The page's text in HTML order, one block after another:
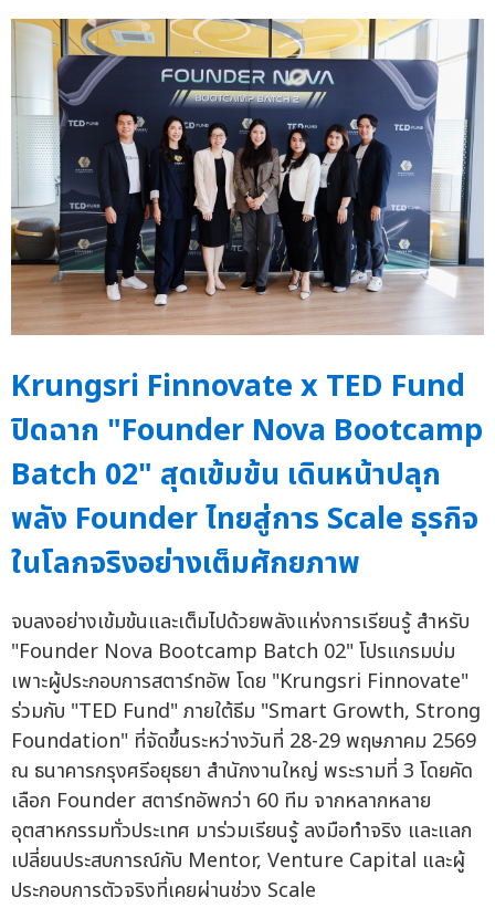
Krungsri Finnovate x TED Fund
ปิดฉาก "Founder Nova Bootcamp
Batch 02" สุดเข้มข้น เดินหน้าปลุก
พลัง Founder ไทยสู่การ Scale ธุรกิจ
ในโลกจริงอย่างเต็มศักยภาพ
จบลงอย่างเข้มข้นและเต็มไปด้วยพลังแห่งการเรียนรู้ สำหรับ
"Founder Nova Bootcamp Batch 02" โปรแกรมบ่ม
เพาะผู้ประกอบการสตาร์ทอัพ โดย "Krungsri Finnovate"
ร่วมกับ "TED Fund" ภายใต้ธีม "Smart Growth, Strong
Foundation" ที่จัดขึ้นระหว่างวันที่ 28-29 พฤษภาคม 2569
ณ ธนาคารกรุงศรีอยุธยา สำนักงานใหญ่ พระรามที่ 3 โดยคัด
เลือก Founder สตาร์ทอัพกว่า 60 ทีม จากหลากหลาย
อุตสาหกรรมทั่วประเทศ มาร่วมเรียนรู้ ลงมือทำจริง และแลก
เปลี่ยนประสบการณ์กับ Mentor, Venture Capital และผู้
ประกอบการตัวจริงที่เคยผ่านช่วง Scale